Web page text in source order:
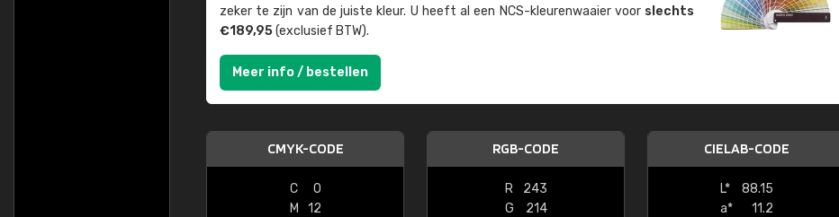
zeker te zijn van de juiste kleur. U heeft al een NCS-kleuren­waaier voor slechts
€189,95(exclusief BTW).
Meer info / bestellen
CMYK-CODE
C
0
M
12
RGB-CODE
R
243
G
214
CIELAB-CODE
L*
88.15
a*
11.2
"Super snelle service en zeer betaalbaar!"